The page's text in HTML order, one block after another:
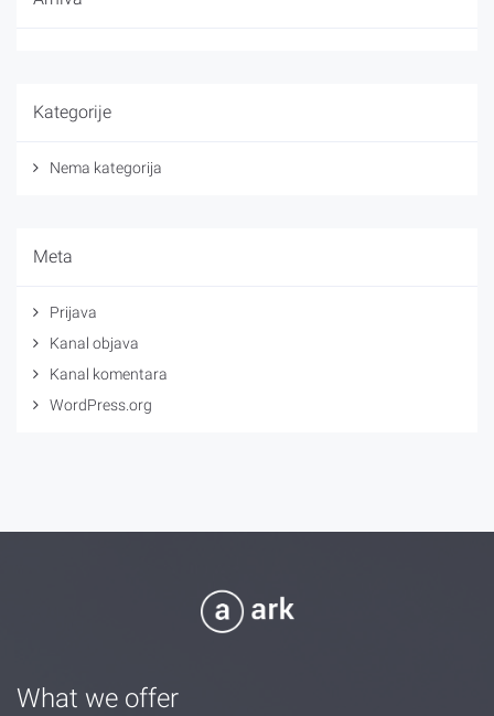
Kategorije
Nema kategorija
Meta
Prijava
Kanal objava
Kanal komentara
WordPress.org
What we offer